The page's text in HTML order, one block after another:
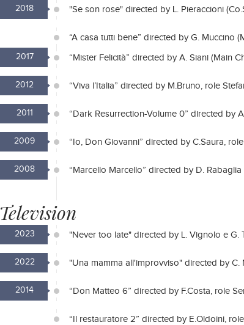
2018 "Se son rose" directed by L. Pieraccioni
“A casa tutti bene” directed by G. Muccino
2017 “Mister Felicità” directed by A. Siani (Main
2012 “Viva l’Italia” directed by M.Bruno, role
2011 “Dark Resurrection-Volume 0” directed by
2009 “Io, Don Giovanni” directed by C.Saura,
2008 “Marcello Marcello” directed by D.
Television
2023 "Never too late" directed by L. Vignolo e G.
2022 "Una mamma all'improvviso" directed by C.
2014 “Don Matteo 6” directed by F.Costa, role
“Il restauratore 2” directed by E.Oldoini,